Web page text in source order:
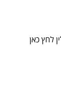
לחץ כאן